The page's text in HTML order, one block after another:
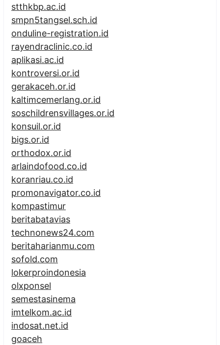
stthkbp.ac.id
smpn5tangsel.sch.id
onduline-registration.id
rayendraclinic.co.id
aplikasi.ac.id
kontroversi.or.id
gerakaceh.or.id
kaltimcemerlang.or.id
soschildrensvillages.or.id
konsuil.or.id
bigs.or.id
orthodox.or.id
arlaindofood.co.id
koranriau.co.id
promonavigator.co.id
kompastimur
beritabatavias
technonews24.com
beritaharianmu.com
sofold.com
lokerproindonesia
olxponsel
semestasinema
imtelkom.ac.id
indosat.net.id
goaceh